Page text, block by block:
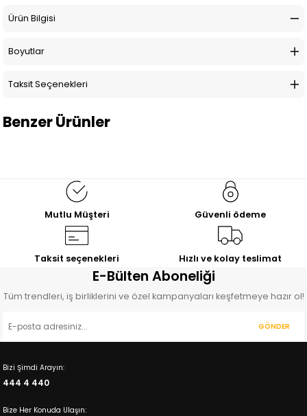
Ürün Bilgisi
Boyutlar
Taksit Seçenekleri
Benzer Ürünler
Pati Dostu, Modern Tasarım
17.820,00TL
Mutlu Müşteri Güvenli ödeme
Taksit seçenekleri Hızlı ve kolay teslimat
E-Bülten Aboneliği
Tüm trendleri, iş birliklerini ve özel kampanyaları keşfetmeye hazır ol!
GÖNDER
Bizi Şimdi Arayın:
444 4 440
Bize Her Konuda Ulaşın: